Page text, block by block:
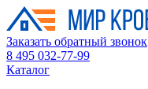
Заказать обратный звонок
8 495 032-77-99
Каталог